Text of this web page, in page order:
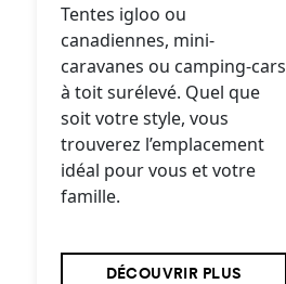
Tentes igloo ou
canadiennes, mini-
caravanes ou camping-cars
à toit surélevé. Quel que
soit votre style, vous
trouverez l’emplacement
idéal pour vous et votre
famille.
DÉCOUVRIR PLUS